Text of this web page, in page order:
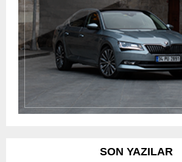
SON YAZILAR